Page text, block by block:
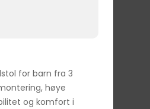
for barn fra 3
høye
og komfort i